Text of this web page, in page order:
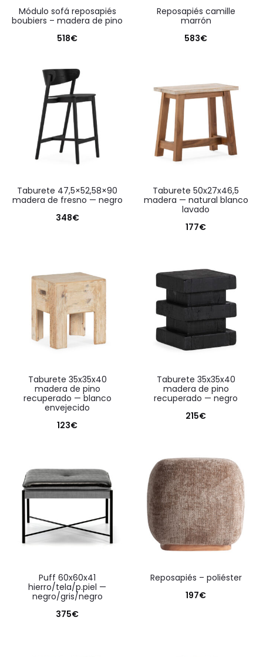
módulo sofá reposapiés
boubiers – madera de pino
518€
reposapiés camille
marrón
583€
taburete 47,5×52,58×90
madera de fresno — negro
348€
taburete 50x27x46,5
madera — natural blanco
lavado
177€
taburete 35x35x40
madera de pino
recuperado — blanco
envejecido
123€
taburete 35x35x40
madera de pino
recuperado — negro
215€
puff 60x60x41
hierro/tela/p.piel —
negro/gris/negro
375€
reposapiés – poliéster
197€